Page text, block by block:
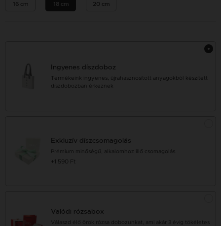
16 cm 18 cm 20 cm
Ingyenes díszdoboz
Termékeink ingyenes, újrahasznosított anyagokból készített
díszdobozban érkeznek
Exkluzív díszcsomagolás
Prémium minőségű, alkalomhoz illő csomagolás.
+1 590 Ft
Valódi rózsabox
Válaszd élő örök rózsa dobozunkat, ami akár 3 évig tökéletes